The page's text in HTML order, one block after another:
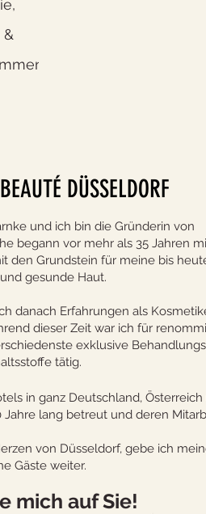
DÜSSELDORF
und ich bin die Gründerin von
begann vor mehr als 35 Jahren
den Grundstein für meine bis
gesunde Haut.
danach Erfahrungen als
dieser Zeit war ich für
exklusive
tätig.
in ganz Deutschland,
lang betreut und deren
von Düsseldorf, gebe ich
Gäste weiter.
mich auf Sie!